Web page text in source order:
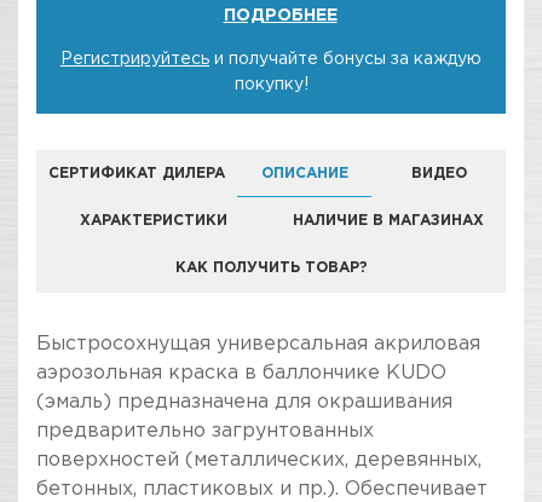
ПОДРОБНЕЕ
Регистрируйтесь и получайте бонусы за каждую
покупку!
СЕРТИФИКАТ ДИЛЕРА ОПИСАНИЕ ВИДЕО
ХАРАКТЕРИСТИКИ НАЛИЧИЕ В МАГАЗИНАХ
КАК ПОЛУЧИТЬ ТОВАР?
КОМПАНИЯ "ЗВЕЗДА УДАЧИ" ЯВЛЯЕТСЯ
ОФИЦИАЛЬНЫМ ДИЛЕРОМ БРЕНДА KUDO
Быстросохнущая универсальная акриловая
аэрозольная краска в баллончике KUDO
(эмаль) предназначена для окрашивания
предварительно загрунтованных
поверхностей (металлических, деревянных,
бетонных, пластиковых и пр.). Обеспечивает